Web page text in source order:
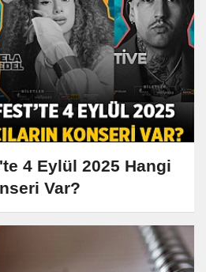
4 Eylül 2025 Hangi
Var?